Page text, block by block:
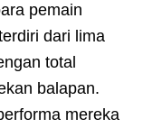
pemain
dari lima
total
balapan.
mereka